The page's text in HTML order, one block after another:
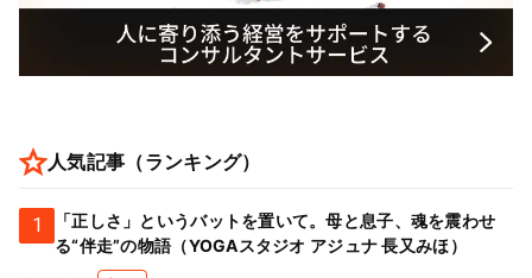
人気記事（ランキング）
1
「正しさ」というバットを置いて。母と息子、魂を震わせ
る“伴走”の物語（YOGAスタジオ アジュナ 長又みほ）